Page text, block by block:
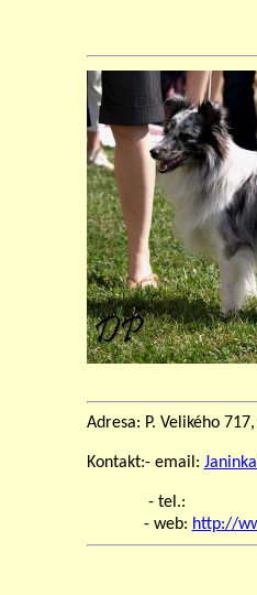
Adresa: P. Velikého
Kontakt:- email:
- tel.:
- web: http://